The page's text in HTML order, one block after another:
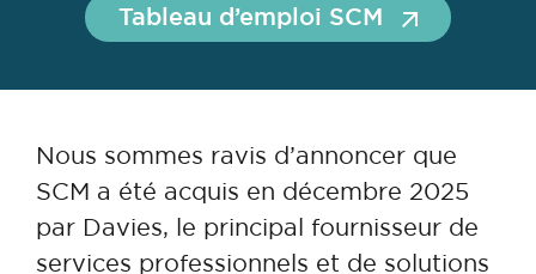
Tableau d’emploi SCM
Nous sommes ravis d’annoncer que
SCM a été acquis en décembre 2025
par Davies, le principal fournisseur de
services professionnels et de solutions